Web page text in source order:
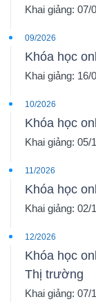
Khai giảng: 07/
09/2026
Khóa học
Khai giảng: 16/
10/2026
Khóa học
Khai giảng: 05/
11/2026
Khóa học
Khai giảng: 02/
12/2026
Khóa học
Thị trường
Khai giảng: 07/